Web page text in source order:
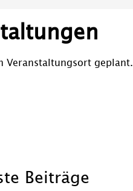
Veranstaltungsort geplant.
Beiträge